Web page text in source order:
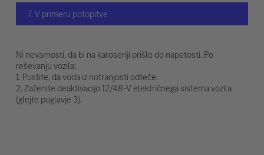
7. V primeru potopitve
Ni nevarnosti, da bi na karoseriji prišlo do napetosti. Po
reševanju vozila:
1. Pustite, da voda iz notranjosti odteče.
2. Zaženite deaktivacijo 12/48-V električnega sistema vozila
(glejte poglavje 3).